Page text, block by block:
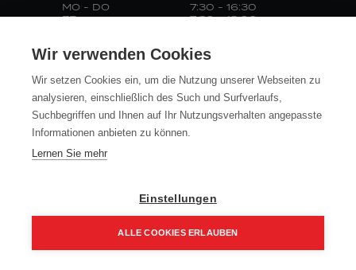
MO - DO
7:30 - 16:30
FR
7:30 - 13:00
ZAHLUNG
FOLLOW
DATENSCHUTZ
IMPRESSUM
Wir verwenden Cookies
Wir setzen Cookies ein, um die Nutzung unserer Webseiten zu
analysieren, einschließlich des Such und Surfverlaufs,
Suchbegriffen und Ihnen auf Ihr Nutzungsverhalten angepasste
Informationen anbieten zu können.
Lernen Sie mehr
Einstellungen
ALLE COOKIES ERLAUBEN